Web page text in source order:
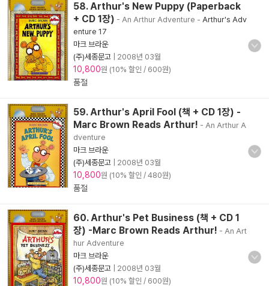
58. Arthur's New Puppy (Paperback
+ CD 1장) - An Arthur Adventure - Arthur's Adv
enture 17
마크 브라운
(주)세종문고
2008년 03월
10,800원 (10% 할인 / 600원)
품절
59. Arthur's April Fool (책 + CD 1장) -
Marc Brown Reads Arthur! - An Arthur A
dventure
마크 브라운
(주)세종문고
2008년 03월
10,800원 (10% 할인 / 480원)
품절
60. Arthur's Pet Business (책 + CD 1
장) -Marc Brown Reads Arthur! - An Art
hur Adventure
마크 브라운
(주)세종문고
2008년 03월
10,800원 (10% 할인 / 600원)